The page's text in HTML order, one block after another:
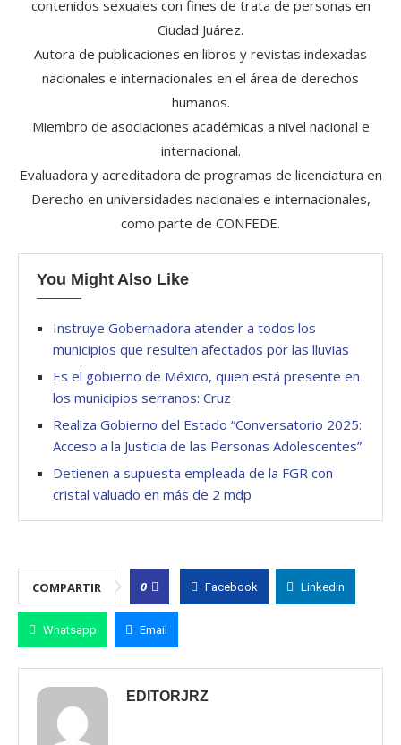
contenidos sexuales con fines de trata de personas en
Ciudad Juárez.
Autora de publicaciones en libros y revistas indexadas
nacionales e internacionales en el área de derechos
humanos.
Miembro de asociaciones académicas a nivel nacional e
internacional.
Evaluadora y acreditadora de programas de licenciatura en
Derecho en universidades nacionales e internacionales,
como parte de CONFEDE.
You Might Also Like
Instruye Gobernadora atender a todos los
municipios que resulten afectados por las lluvias
Es el gobierno de México, quien está presente en
los municipios serranos: Cruz
Realiza Gobierno del Estado “Conversatorio 2025:
Acceso a la Justicia de las Personas Adolescentes”
Detienen a supuesta empleada de la FGR con
cristal valuado en más de 2 mdp
COMPARTIR 0 Facebook Linkedin
Whatsapp Email
EDITORJRZ